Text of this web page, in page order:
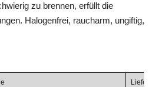
zu brennen, erfüllt die
Halogenfrei, raucharm, ungiftig,